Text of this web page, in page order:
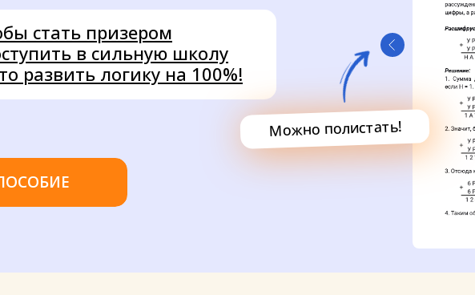
стать призером
в сильную школу
развить логику на 100%!
Можно полистать!